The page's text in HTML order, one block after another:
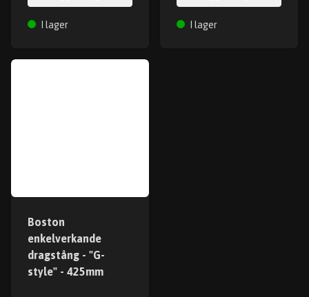
I lager I lager
Boston
enkelverkande
dragstång - "G-
style" - 425mm